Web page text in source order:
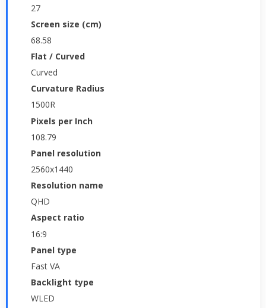
27
Screen size (cm)
68.58
Flat / Curved
Curved
Curvature Radius
1500R
Pixels per Inch
108.79
Panel resolution
2560x1440
Resolution name
QHD
Aspect ratio
16:9
Panel type
Fast VA
Backlight type
WLED